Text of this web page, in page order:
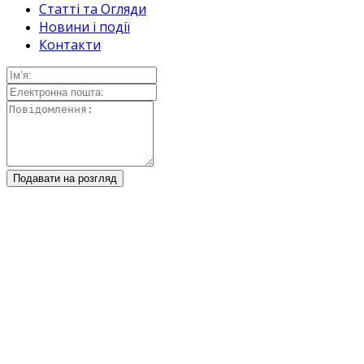
Статті та Огляди
Новини і події
Контакти